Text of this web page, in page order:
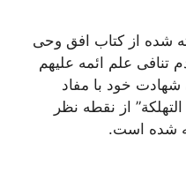
شده از کتاب افق وحی
علم ائمه علیهم
شهادت خود با مفاد
” از نقطه نظر
شده است.